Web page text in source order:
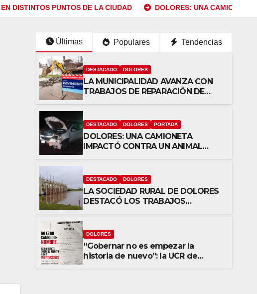
DISTINTOS PUNTOS DE LA CIUDAD DOLORES: UNA CAMIONETA
Últimas Populares Tendencias
DESTACADO DOLORES
LA MUNICIPALIDAD AVANZA CON
TRABAJOS DE REPARACIÓN DE
DESTACADO DOLORES PORTADA
DOLORES: UNA CAMIONETA
IMPACTÓ CONTRA UN ANIMAL
DESTACADO DOLORES
LA SOCIEDAD RURAL DE DOLORES
DESTACÓ LOS TRABAJOS
DOLORES
“Gobernar no es empezar la
historia de nuevo”: la UCR de